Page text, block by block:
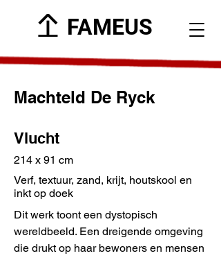
FAMEUS
Machteld De Ryck
Vlucht
214 x 91 cm
Verf, textuur, zand, krijt, houtskool en
inkt op doek
Dit werk toont een dystopisch
wereldbeeld. Een dreigende omgeving
die drukt op haar bewoners en mensen